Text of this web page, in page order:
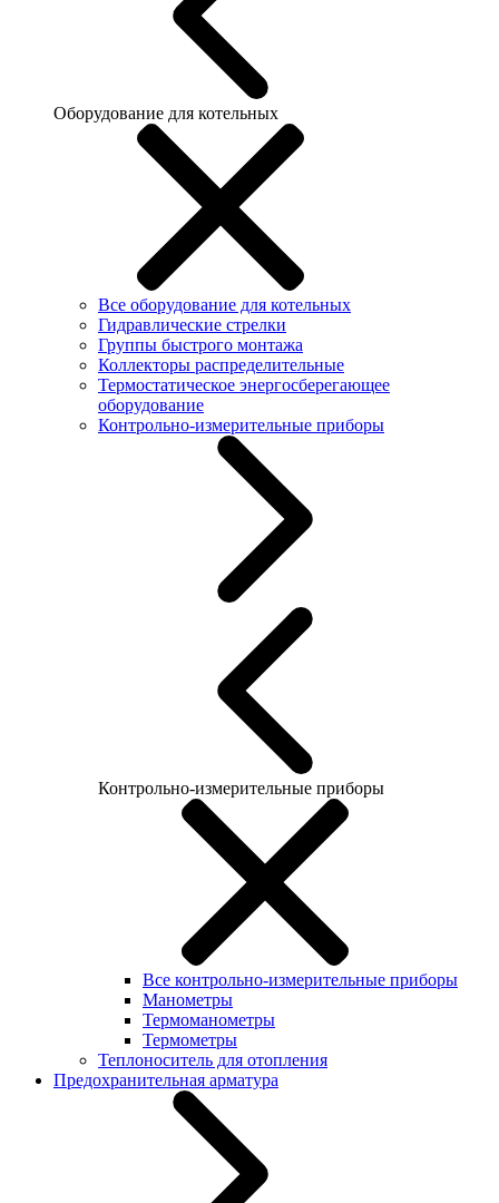
Оборудование для котельных
Все оборудование для котельных
Гидравлические стрелки
Группы быстрого монтажа
Коллекторы распределительные
Термостатическое энергосберегающее
оборудование
Контрольно-измерительные приборы
Контрольно-измерительные приборы
Все контрольно-измерительные приборы
Манометры
Термоманометры
Термометры
Теплоноситель для отопления
Предохранительная арматура